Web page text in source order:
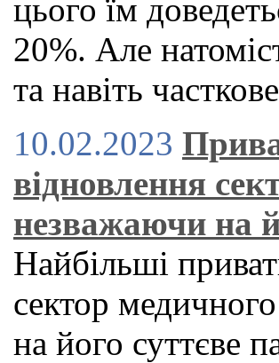
цього їм
20%. Але
та навіть
10.02.2023
відновлення
незважаючи на
Найбільші
сектор
на його суттєве